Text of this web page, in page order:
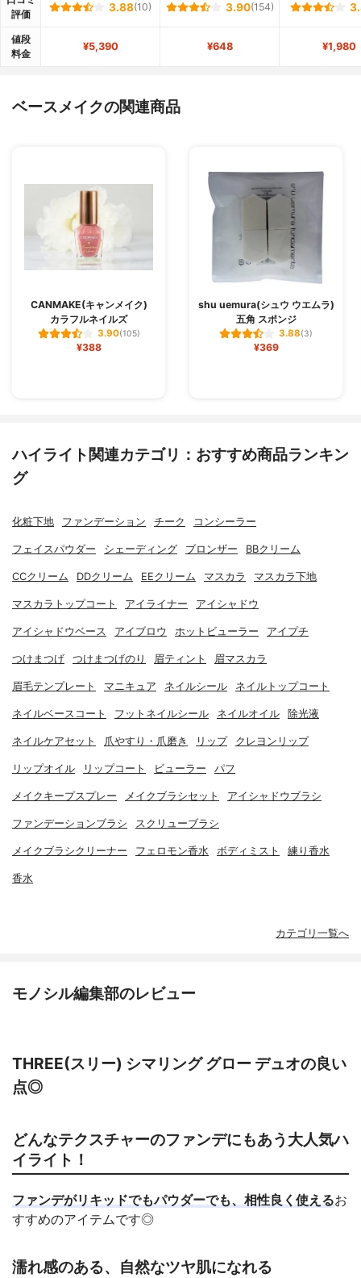
評価
3.88(10) 3.90(154)
値段
料金
¥5,390 ¥648 ¥1,980
ベースメイクの関連商品
CANMAKE(キャンメイク)
カラフルネイルズ
3.90(105)
¥388
shu uemura(シュウ ウエムラ)
五角 スポンジ
3.88(3)
¥369
ハイライト関連カテゴリ：おすすめ商品ランキン
グ
化粧下地 ファンデーション チーク コンシーラー
フェイスパウダー シェーディング ブロンザー BBクリーム
CCクリーム DDクリーム EEクリーム マスカラ マスカラ下地
マスカラトップコート アイライナー アイシャドウ
アイシャドウベース アイブロウ ホットビューラー アイプチ
つけまつげ つけまつげのり 眉ティント 眉マスカラ
眉毛テンプレート マニキュア ネイルシール ネイルトップコート
ネイルベースコート フットネイルシール ネイルオイル 除光液
ネイルケアセット 爪やすり・爪磨き リップ クレヨンリップ
リップオイル リップコート ビューラー パフ
メイクキープスプレー メイクブラシセット アイシャドウブラシ
ファンデーションブラシ スクリューブラシ
メイクブラシクリーナー フェロモン香水 ボディミスト 練り香水
香水
カテゴリ一覧へ
モノシル編集部のレビュー
THREE(スリー) シマリング グロー デュオの良い
点◎
どんなテクスチャーのファンデにもあう大人気ハ
イライト！
ファンデがリキッドでもパウダーでも、相性良く使えるお
すすめのアイテムです◎
濡れ感のある、自然なツヤ肌になれる